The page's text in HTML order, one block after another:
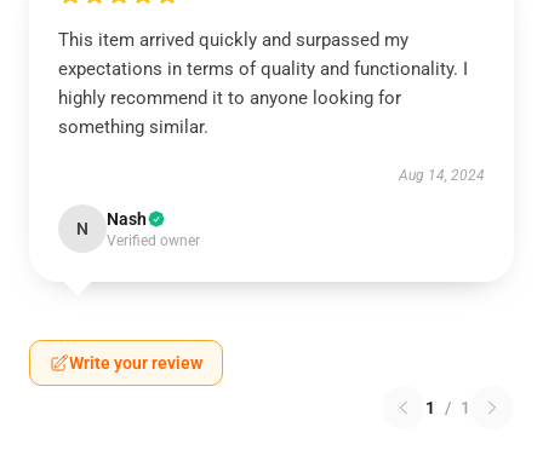
This item arrived quickly and surpassed my
expectations in terms of quality and functionality. I
highly recommend it to anyone looking for
something similar.
Aug 14, 2024
N Nash
Verified owner
Write your review
1 / 1